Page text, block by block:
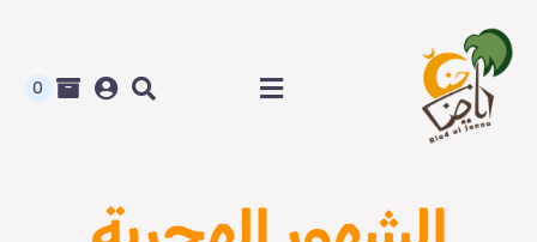
content
Toggle
متجر رياض الجنة
0